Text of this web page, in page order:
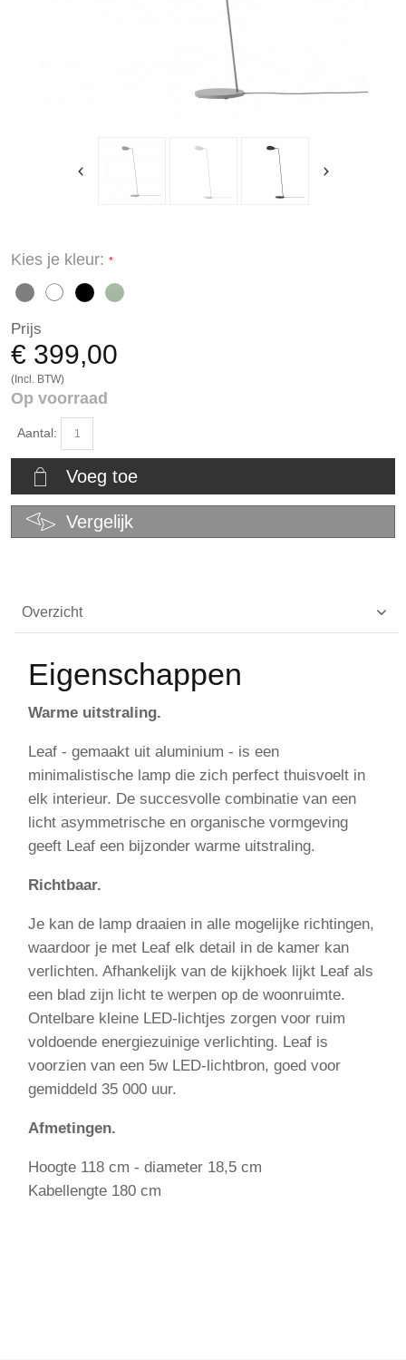
Kies je kleur:
Prijs
€ 399,00
(Incl. BTW)
Op voorraad
Aantal:
Voeg toe
Vergelijk
Overzicht
Eigenschappen
Warme uitstraling.
Leaf - gemaakt uit aluminium - is een
minimalistische lamp die zich perfect thuisvoelt in
elk interieur. De succesvolle combinatie van een
licht asymmetrische en organische vormgeving
geeft Leaf een bijzonder warme uitstraling.
Richtbaar.
Je kan de lamp draaien in alle mogelijke richtingen,
waardoor je met Leaf elk detail in de kamer kan
verlichten. Afhankelijk van de kijkhoek lijkt Leaf als
een blad zijn licht te werpen op de woonruimte.
Ontelbare kleine LED-lichtjes zorgen voor ruim
voldoende energiezuinige verlichting. Leaf is
voorzien van een 5w LED-lichtbron, goed voor
gemiddeld 35 000 uur.
Afmetingen.
Hoogte 118 cm - diameter 18,5 cm
Kabellengte 180 cm